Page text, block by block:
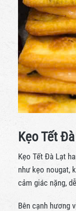
Kẹo Tết
Kẹo Tết Đà Lạt
như kẹo nougat,
cảm giác nặng,
Bên cạnh hương